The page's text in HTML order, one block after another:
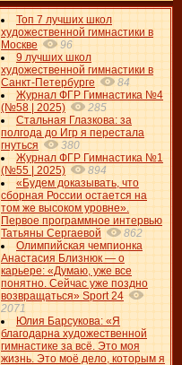
Топ 7 лучших школ
художественной гимнастики в
Москве
96
9 лучших школ
художественной гимнастики в
Санкт-Петербурге
84
Журнал ФГР Гимнастика №4
(№58 | 2025)
285
Стальная Глазкова: за
полгода до Игр я перестала
гнуться
380
Журнал ФГР Гимнастика №1
(№55 | 2025)
894
«Будем доказывать, что
сборная России остается на
том же высоком уровне».
Первое программное интервью
Татьяны Сергаевой
862
Олимпийская чемпионка
Анастасия Близнюк — о
карьере: «Думаю, уже все
понятно. Сейчас уже поздно
возвращаться» Sport 24
2071
Юлия Барсукова: «Я
благодарна художественной
гимнастике за всё. Это моя
жизнь. Это моё дело, которым я